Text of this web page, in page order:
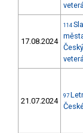
17.08.2024
114
21.07.2024
97